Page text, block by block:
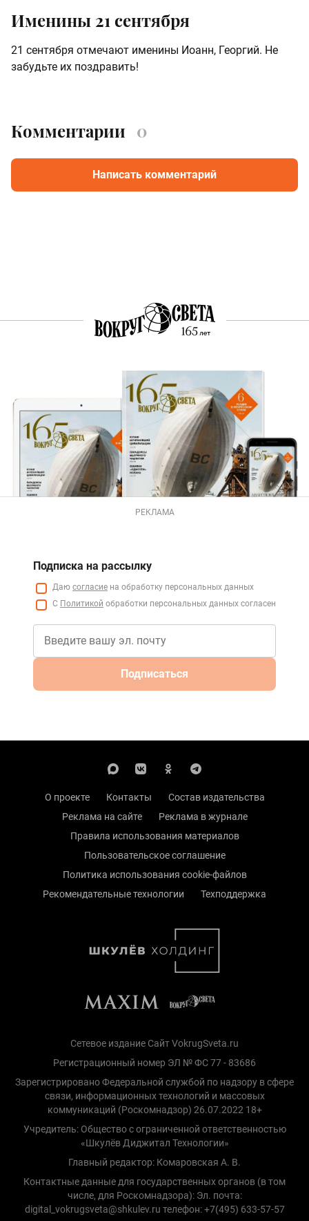
Именины 21 сентября
21 сентября отмечают именины Иоанн, Георгий. Не
забудьте их поздравить!
Комментарии 0
Написать комментарий
РЕКЛАМА
Подписка на рассылку
Даю согласие на обработку персональных данных
С Политикой обработки персональных данных согласен
Подписаться
О проекте Контакты
Состав издательства
Реклама на сайте
Реклама в журнале
Правила использования материалов
Пользовательское соглашение
Политика использования cookie-файлов
Рекомендательные технологии
Техподдержка
Сетевое издание Сайт VokrugSveta.ru
Регистрационный номер ЭЛ № ФС 77 - 83686
Зарегистрировано Федеральной службой по надзору в сфере
связи, информационных технологий и массовых
коммуникаций (Роскомнадзор) 26.07.2022 18+
Учредитель: Общество с ограниченной ответственностью
«Шкулёв Диджитал Технологии»
Главный редактор: Комаровская А. В.
Контактные данные для государственных органов (в том
числе, для Роскомнадзора): Эл. почта:
digital_vokrugsveta@shkulev.ru телефон: +7(495) 633-57-57